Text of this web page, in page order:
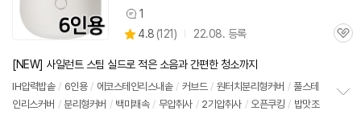
상
품
견
1
별
점
4.8 (상
리
뷰
121) 22.08. 등록
관
[NEW] 사일런트 스팀 실드로 적은 소음과 간편한 청소까지
IH압력밥솥 / 6인용 / 에코스테인리스내솥 / 커브드 / 원터치분리형커버 / 풀스테
인리스커버 / 분리형커버 / 백미쾌속 / 무압취사 / 2기압취사 / 오픈쿠킹 / 밥맛조